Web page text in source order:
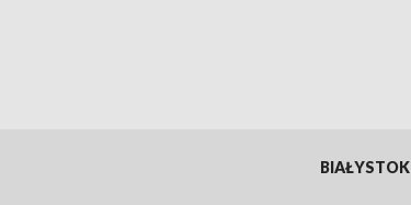
BIAŁYSTOK